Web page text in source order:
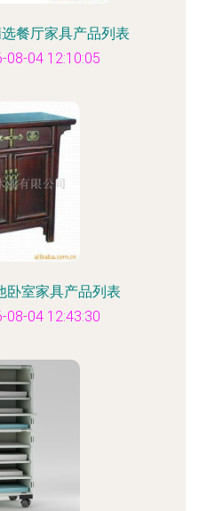
餐厅家具产品列表
08-04 12:10:05
卧室家具产品列表
08-04 12:43:30